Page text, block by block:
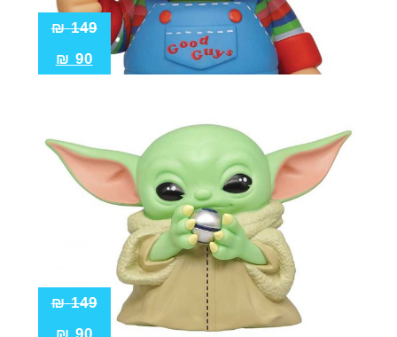
149
₪
90
₪
149
₪